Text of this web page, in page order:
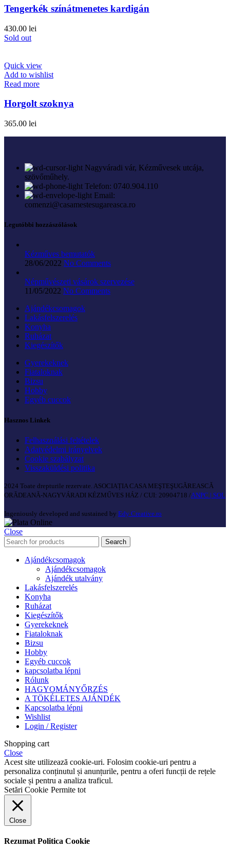
Tengerkék színátmenetes kardigán
430.00 lei
Sold out
Quick view
Add to wishlist
Read more
Horgolt szoknya
365.00 lei
Nagyváradi vár, Kézművesek utcája,
szövőműhely.
Telefon: 0740.904.110
Email:
comenzi@casamestesugareasca.ro
Legutóbbi hozzászólások
Kézműves bemutatók
28/06/2022 No Comments
Népművészeti vásárok szervezése
11/05/2022 No Comments
Ajándékcsomagok
Lakásfelszerelés
Konyha
Ruházat
Kiegészítők
Gyerekeknek
Fiataloknak
Bizsu
Hobby
Egyéb cuccok
Hasznos Linkek
Felhasználási feltételek
Adatvédelmi irányelvek
Cookie szabályzat
Visszaküldési politika
2024 Toate drepturile rezervate. ASOCIAȚIA CASA MEŞTEŞUGĂREASCĂ
ORĂDEANĂ-NAGYVÁRADI KÉZMŰVES HÁZ / CUI: 20904718 /ANPC | SOL
Ingeniously developed and sustained by Edy Creative.ro
Close
Search
Ajándékcsomagok
Ajándékcsomagok
Ajándék utalvány
Lakásfelszerelés
Konyha
Ruházat
Kiegészítők
Gyerekeknek
Fiataloknak
Bizsu
Hobby
Egyéb cuccok
kapcsolatba lépni
Rólunk
HAGYOMÁNYŐRZÉS
A TÖKÉLETES AJÁNDÉK
Kapcsolatba lépni
Wishlist
Login / Register
Shopping cart
Close
Acest site utilizează cookie-uri. Folosim cookie-uri pentru a
personaliza conținutul și anunțurile, pentru a oferi funcții de rețele
sociale și pentru a analiza traficul.
Setări Cookie Permite tot
Close
Rezumat Politica Cookie